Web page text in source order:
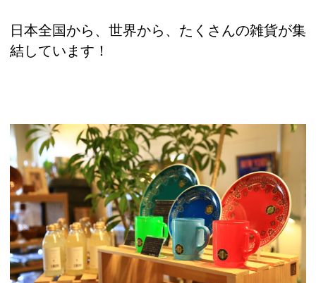
日本全国から、世界から、たくさんの雑貨が集
結しています！